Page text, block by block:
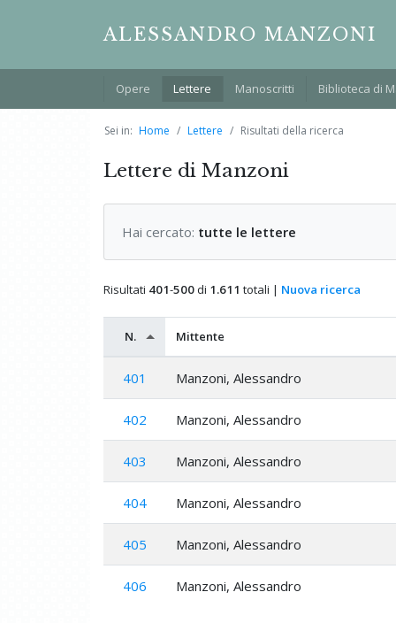
ALESSANDRO MANZONI
Opere Lettere Manoscritti Biblioteca di
Sei in: Home Lettere Risultati della ricerca
Lettere di Manzoni
Hai cercato: tutte le lettere
Risultati 401-500di 1.611 totali | Nuova ricerca
N. Mittente
401 Manzoni, Alessandro
402 Manzoni, Alessandro
403 Manzoni, Alessandro
404 Manzoni, Alessandro
405 Manzoni, Alessandro
406 Manzoni, Alessandro